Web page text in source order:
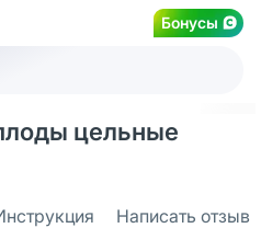
Бонусы
цельные
Написать отзыв